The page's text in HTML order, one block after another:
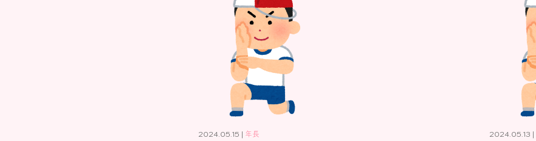
2024.05.15 | 年長 2024.05.13 |